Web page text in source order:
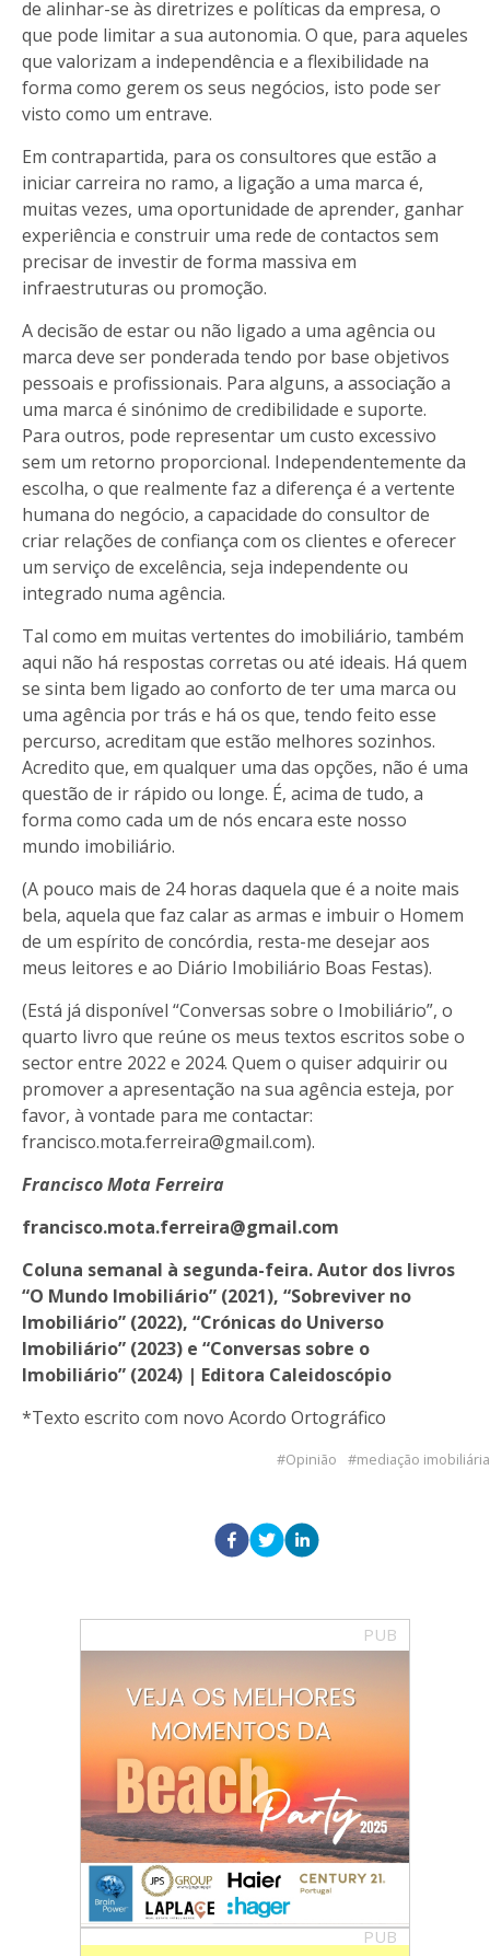
de alinhar-se às diretrizes e políticas da empresa, o
que pode limitar a sua autonomia. O que, para aqueles
que valorizam a independência e a flexibilidade na
forma como gerem os seus negócios, isto pode ser
visto como um entrave.
Em contrapartida, para os consultores que estão a
iniciar carreira no ramo, a ligação a uma marca é,
muitas vezes, uma oportunidade de aprender, ganhar
experiência e construir uma rede de contactos sem
precisar de investir de forma massiva em
infraestruturas ou promoção.
A decisão de estar ou não ligado a uma agência ou
marca deve ser ponderada tendo por base objetivos
pessoais e profissionais. Para alguns, a associação a
uma marca é sinónimo de credibilidade e suporte.
Para outros, pode representar um custo excessivo
sem um retorno proporcional. Independentemente da
escolha, o que realmente faz a diferença é a vertente
humana do negócio, a capacidade do consultor de
criar relações de confiança com os clientes e oferecer
um serviço de excelência, seja independente ou
integrado numa agência.
Tal como em muitas vertentes do imobiliário, também
aqui não há respostas corretas ou até ideais. Há quem
se sinta bem ligado ao conforto de ter uma marca ou
uma agência por trás e há os que, tendo feito esse
percurso, acreditam que estão melhores sozinhos.
Acredito que, em qualquer uma das opções, não é uma
questão de ir rápido ou longe. É, acima de tudo, a
forma como cada um de nós encara este nosso
mundo imobiliário.
(A pouco mais de 24 horas daquela que é a noite mais
bela, aquela que faz calar as armas e imbuir o Homem
de um espírito de concórdia, resta-me desejar aos
meus leitores e ao Diário Imobiliário Boas Festas).
(Está já disponível “Conversas sobre o Imobiliário”, o
quarto livro que reúne os meus textos escritos sobe o
sector entre 2022 e 2024. Quem o quiser adquirir ou
promover a apresentação na sua agência esteja, por
favor, à vontade para me contactar:
francisco.mota.ferreira@gmail.com).
Francisco Mota Ferreira
francisco.mota.ferreira@gmail.com
Coluna semanal à segunda-feira. Autor dos livros
“O Mundo Imobiliário” (2021), “Sobreviver no
Imobiliário” (2022), “Crónicas do Universo
Imobiliário” (2023) e “Conversas sobre o
Imobiliário” (2024) | Editora Caleidoscópio
*Texto escrito com novo Acordo Ortográfico
Opinião mediação imobiliária
PUB
PUB